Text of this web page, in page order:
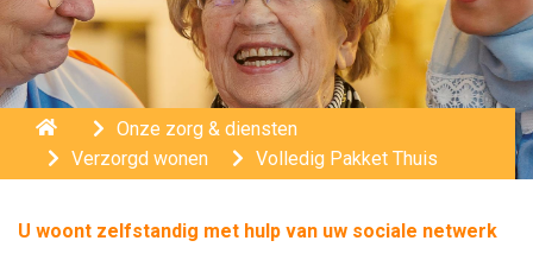
Home Onze zorg & diensten
Verzorgd wonen
Volledig Pakket Thuis
U woont zelfstandig met hulp van uw sociale netwerk